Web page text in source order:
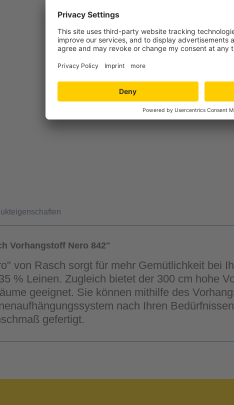
Vorhangstoff Nero 842"
von Rasch sorgt für mehr Gemütlichkeit bei
% Leinen. Zugleich bietet der 300 cm hohe
geeignet. Sie können mithilfe des
nach Ihren
gefertigt.